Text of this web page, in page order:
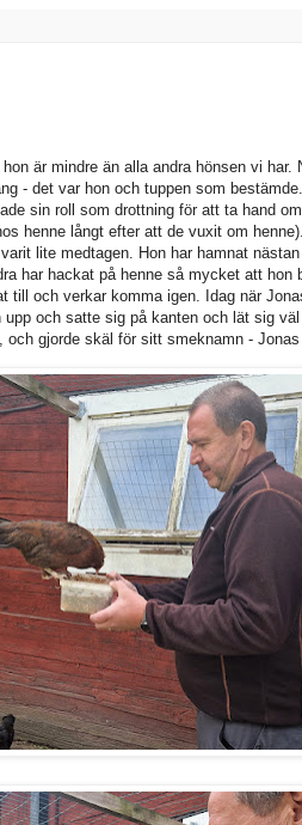
är mindre än alla andra hönsen vi har.
- det var hon och tuppen som
sin roll som drottning för att ta hand
henne långt efter att de vuxit om
lite medtagen. Hon har hamnat
har hackat på henne så mycket att
till och verkar komma igen. Idag när
upp och satte sig på kanten och lät sig
och gjorde skäl för sitt smeknamn -